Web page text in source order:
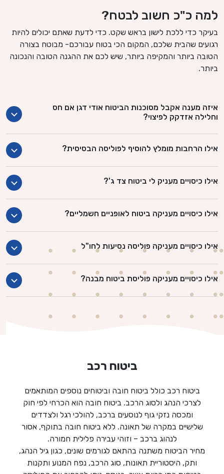
למה כ"כ חשוב לבטח?
בעיקר כדי ללכת לישון בראש שקט. כדי לדעת שאתם יכולים להיות
רגועים שהבית שלכם, המקום הכי בטוח עבורכם- מבוטח בצורה
הטובה ביותר והמקיפה ביותר, שיש לכם את ההגנה הטובה והנכונה
ביותר.
איזה מענה אקבל מסוכנות הביטוח אודי דגן אם חס
וחלילה אזדקק לפיצוי?
אילו הרחבות מומלץ להוסיף לפוליסה הבסיסית?
אילו כיסויים מעניק לי ביטוח צד ג'?
אילו כיסויים מעניקה ביטוח לאופניים חשמליים?
אילו כיסויים מעניקה פוליסה נסיעות לחו"ל
אילו כיסויים מעניקה פוליסת ביטוח מבנה?
ביטוח רכב
ביטוח רכב כולל ביטוח חובה וביטוחים נוספים המותאמים
לצרכי הנהג ולסוג הרכב. ביטוח חובה הוא הכרחי לפי חוק
ומכסה נזקי גוף לנוסעים ברכב, להולכי רגל ולצדדים
שלישיים במקרה של תאונה. ללא ביטוח חובה בתוקף, אסור
לנהוג ברכב – וזוהי עבירה פלילית חמורה.
מחיר הביטוח משתנה בהתאם לגורמים שונים, כגון גיל הנהג,
ותק, היסטוריית תאונות, סוג הרכב, נפח המנוע ותקנות